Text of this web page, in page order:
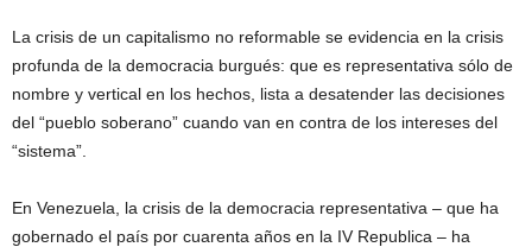
La crisis de un capitalismo no reformable se evidencia en la crisis
profunda de la democracia burgués: que es representativa sólo de
nombre y vertical en los hechos, lista a desatender las decisiones
del “pueblo soberano” cuando van en contra de los intereses del
“sistema”.
En Venezuela, la crisis de la democracia representativa – que ha
gobernado el país por cuarenta años en la IV Republica – ha